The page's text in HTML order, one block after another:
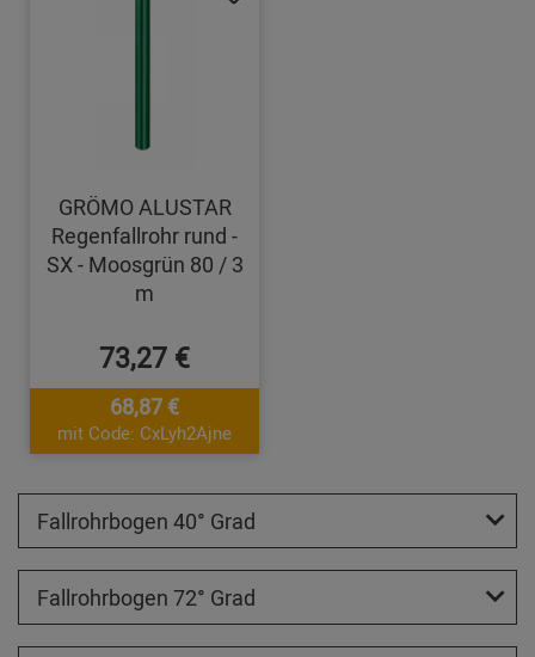
GRÖMO ALUSTAR
Regenfallrohr rund -
SX - Moosgrün 80 / 3
m
73,27 €
68,87 €
mit Code: CxLyh2Ajne
Fallrohrbogen 40° Grad
Fallrohrbogen 72° Grad